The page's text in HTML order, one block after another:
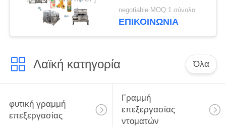
ροδάκινων ελέγχου
PLC
negotiable MOQ:1 σύνολο
ΕΠΙΚΟΙΝΩΝΙΑ
Λαϊκή κατηγορία Όλα
φυτική γραμμή
επεξεργασίας
Γραμμή
επεξεργασίας
ντοματών